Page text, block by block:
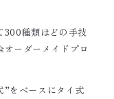
300種類ほどの手技
ーダーメイドプロ
”をベースにタイ式